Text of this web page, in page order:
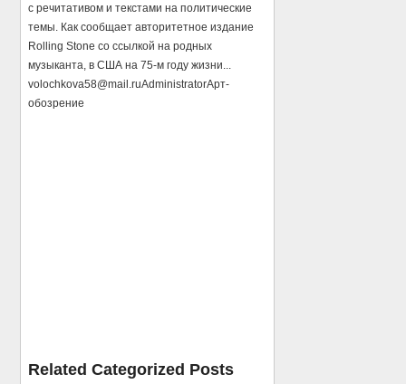
с речитативом и текстами на политические
темы. Как сообщает авторитетное издание
Rolling Stone со ссылкой на родных
музыканта, в США на 75-м году жизни...
volochkova58@mail.ruAdministratorАрт-
обозрение
Related Categorized Posts